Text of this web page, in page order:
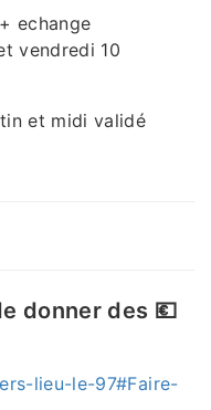
echange
vendredi 10
et midi validé
donner des 💶
lieu-le-97#Faire-